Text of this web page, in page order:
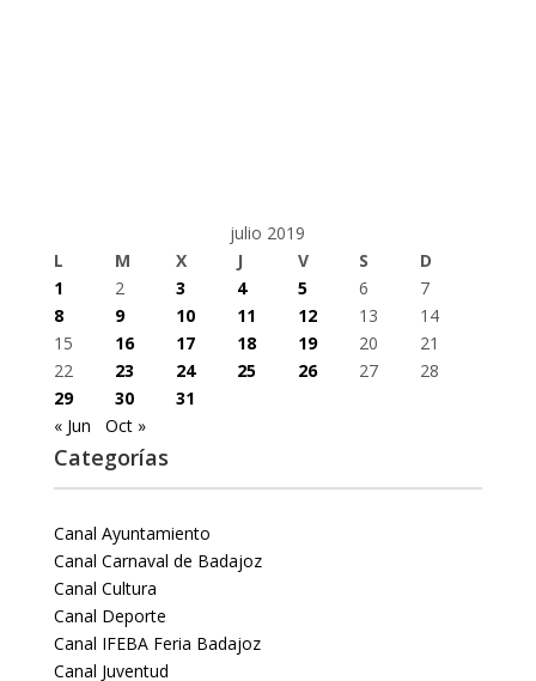
julio 2019
L
M X J V S
D
1
2 3 4 5 6
7
8
9 10 11 12 13
14
15
16 17 18 19 20
21
22
23 24 25 26 27
28
29
30
31
« Jun
Oct »
Categorías
Canal Ayuntamiento
Canal Carnaval de Badajoz
Canal Cultura
Canal Deporte
Canal IFEBA Feria Badajoz
Canal Juventud